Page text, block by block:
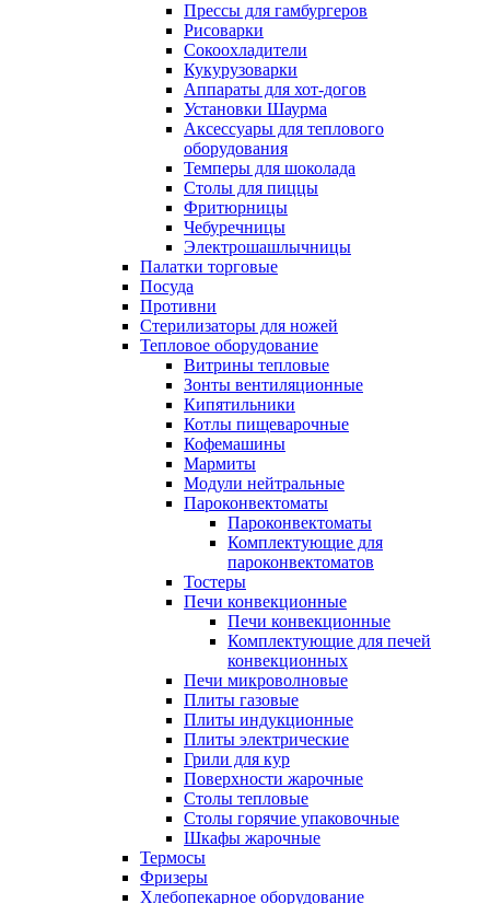
Прессы для гамбургеров
Рисоварки
Сокоохладители
Кукурузоварки
Аппараты для хот-догов
Установки Шаурма
Аксессуары для теплового
оборудования
Темперы для шоколада
Столы для пиццы
Фритюрницы
Чебуречницы
Электрошашлычницы
Палатки торговые
Посуда
Противни
Стерилизаторы для ножей
Тепловое оборудование
Витрины тепловые
Зонты вентиляционные
Кипятильники
Котлы пищеварочные
Кофемашины
Мармиты
Модули нейтральные
Пароконвектоматы
Пароконвектоматы
Комплектующие для
пароконвектоматов
Тостеры
Печи конвекционные
Печи конвекционные
Комплектующие для печей
конвекционных
Печи микроволновые
Плиты газовые
Плиты индукционные
Плиты электрические
Грили для кур
Поверхности жарочные
Столы тепловые
Столы горячие упаковочные
Шкафы жарочные
Термосы
Фризеры
Хлебопекарное оборудование